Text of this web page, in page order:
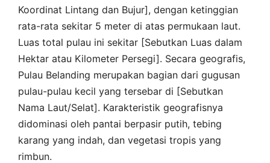
Koordinat Lintang dan Bujur], dengan ketinggian
rata-rata sekitar 5 meter di atas permukaan laut.
Luas total pulau ini sekitar [Sebutkan Luas dalam
Hektar atau Kilometer Persegi]. Secara geografis,
Pulau Belanding merupakan bagian dari gugusan
pulau-pulau kecil yang tersebar di [Sebutkan
Nama Laut/Selat]. Karakteristik geografisnya
didominasi oleh pantai berpasir putih, tebing
karang yang indah, dan vegetasi tropis yang
rimbun.